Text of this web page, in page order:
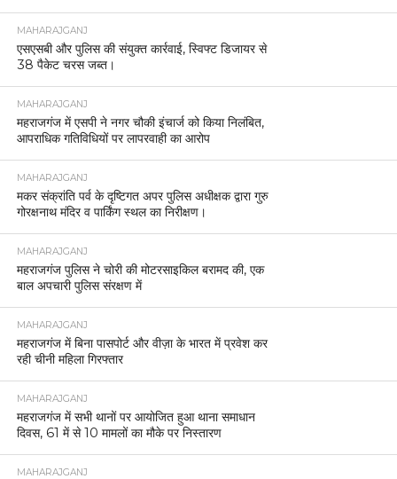
MAHARAJGANJ
एसएसबी और पुलिस की संयुक्त कार्रवाई, स्विफ्ट डिजायर से
38 पैकेट चरस जब्त।
MAHARAJGANJ
महराजगंज में एसपी ने नगर चौकी इंचार्ज को किया निलंबित,
आपराधिक गतिविधियों पर लापरवाही का आरोप
MAHARAJGANJ
मकर संक्रांति पर्व के दृष्टिगत अपर पुलिस अधीक्षक द्वारा गुरु
गोरक्षनाथ मंदिर व पार्किंग स्थल का निरीक्षण।
MAHARAJGANJ
महराजगंज पुलिस ने चोरी की मोटरसाइकिल बरामद की, एक
बाल अपचारी पुलिस संरक्षण में
MAHARAJGANJ
महराजगंज में बिना पासपोर्ट और वीज़ा के भारत में प्रवेश कर
रही चीनी महिला गिरफ्तार
MAHARAJGANJ
महराजगंज में सभी थानों पर आयोजित हुआ थाना समाधान
दिवस, 61 में से 10 मामलों का मौके पर निस्तारण
MAHARAJGANJ